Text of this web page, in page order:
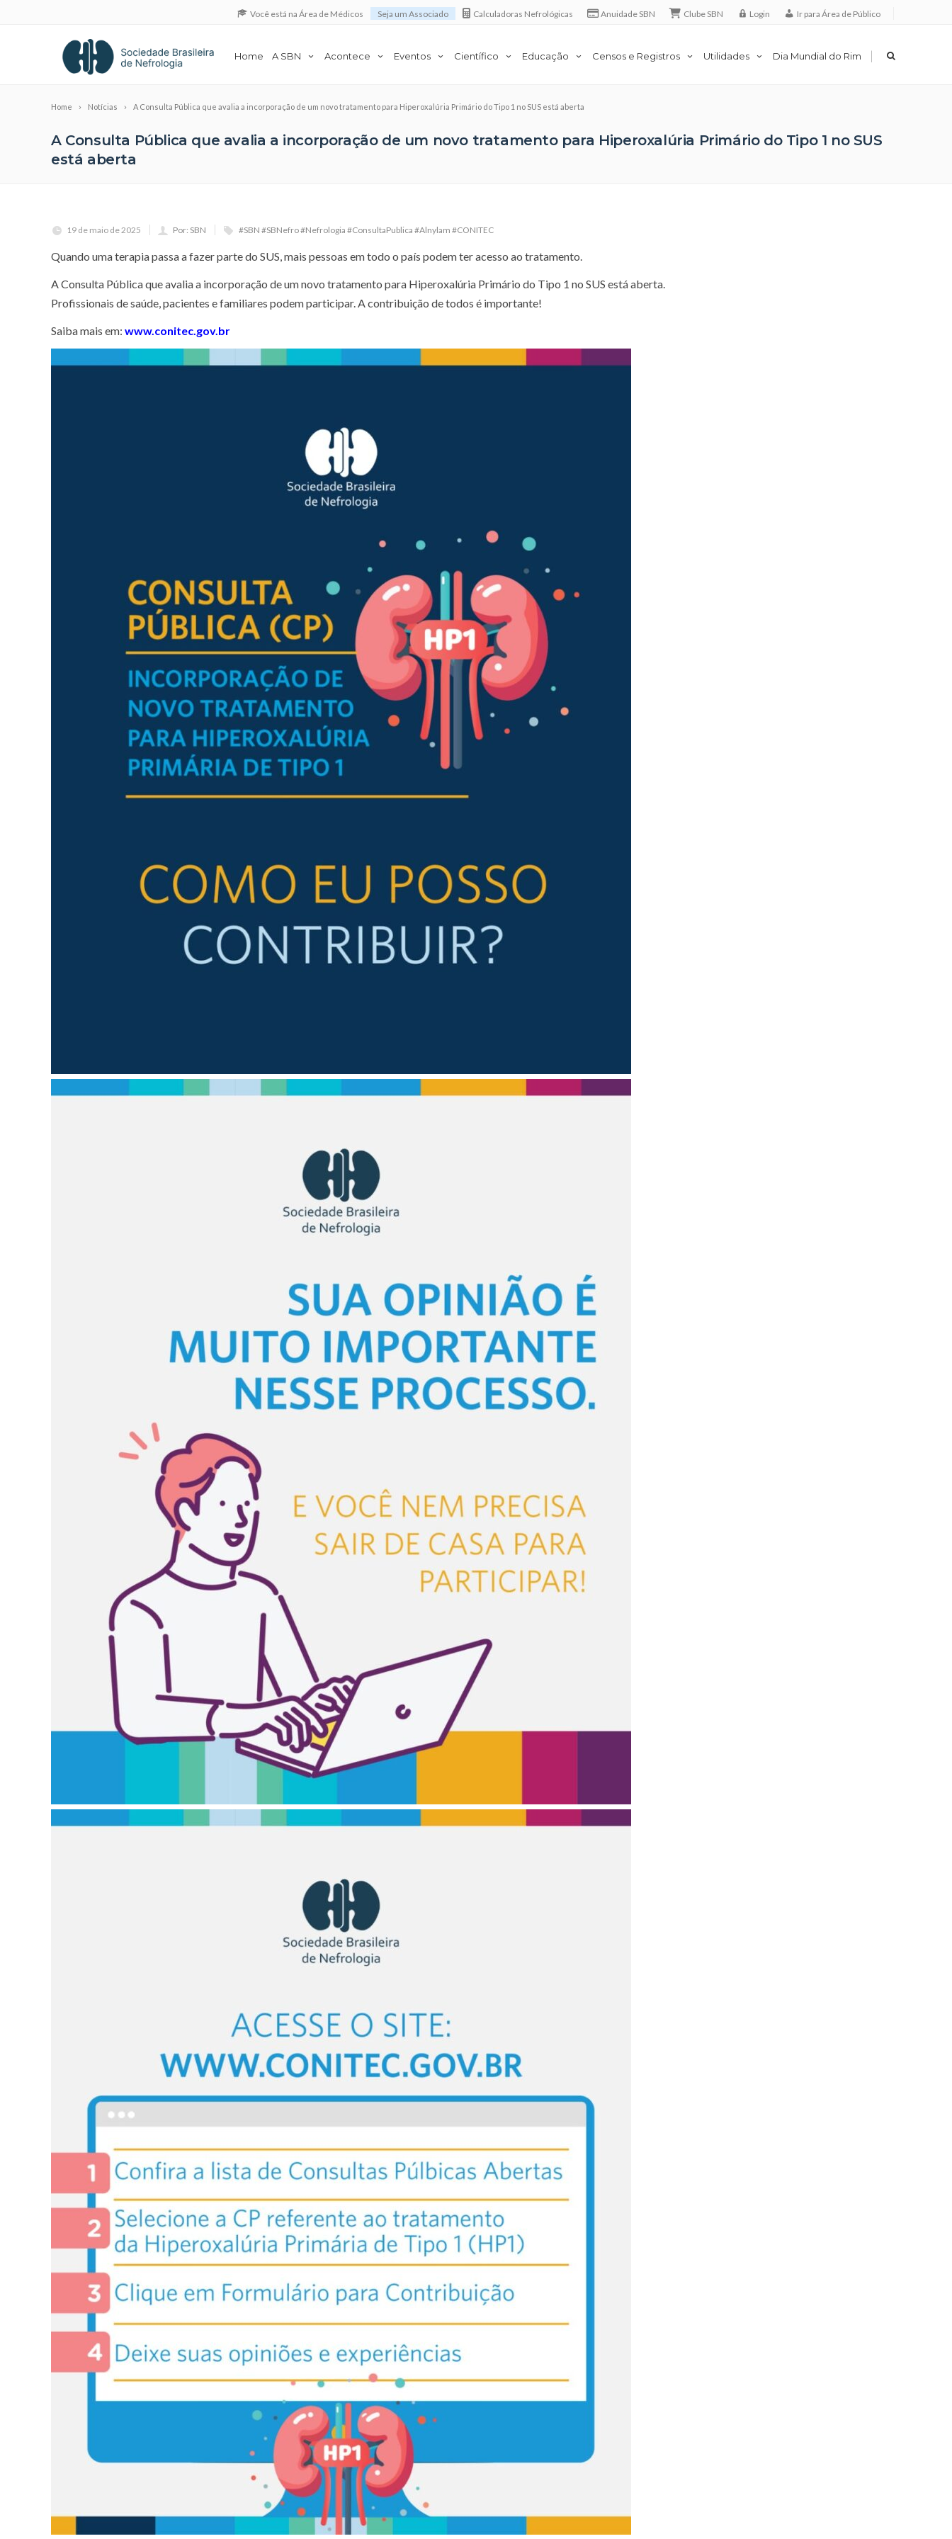
Você está na Área de Médicos Seja um Associado Calculadoras Nefrológicas Anuidade SBN Clube SBN Login Ir para Área de Público
Home A SBN Acontece Eventos Científico Educação Censos e Registros Utilidades Dia Mundial do Rim |
Home Notícias A Consulta Pública que avalia a incorporação de um novo tratamento para Hiperoxalúria Primário do Tipo 1 no SUS está aberta
A Consulta Pública que avalia a incorporação de um novo tratamento para Hiperoxalúria Primário do Tipo 1 no SUS
está aberta
19 de maio de 2025 Por: SBN #SBN #SBNefro #Nefrologia #ConsultaPublica #Alnylam #CONITEC
Quando uma terapia passa a fazer parte do SUS, mais pessoas em todo o país podem ter acesso ao tratamento.
A Consulta Pública que avalia a incorporação de um novo tratamento para Hiperoxalúria Primário do Tipo 1 no SUS está aberta.
Profissionais de saúde, pacientes e familiares podem participar. A contribuição de todos é importante!
Saiba mais em: www.conitec.gov.br